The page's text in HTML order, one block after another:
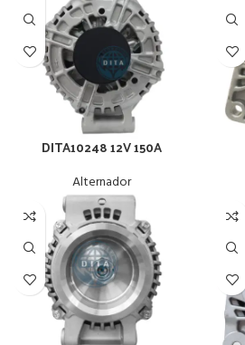
DITA10248 12V 150A
Alternador